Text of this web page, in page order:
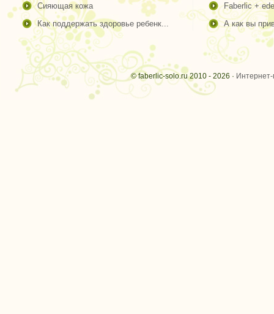
сияющая кожа
как поддержать здоровье ребенк...
faberlic +
а как вы
© faberlic-solo.ru 2010 - 2026 ·